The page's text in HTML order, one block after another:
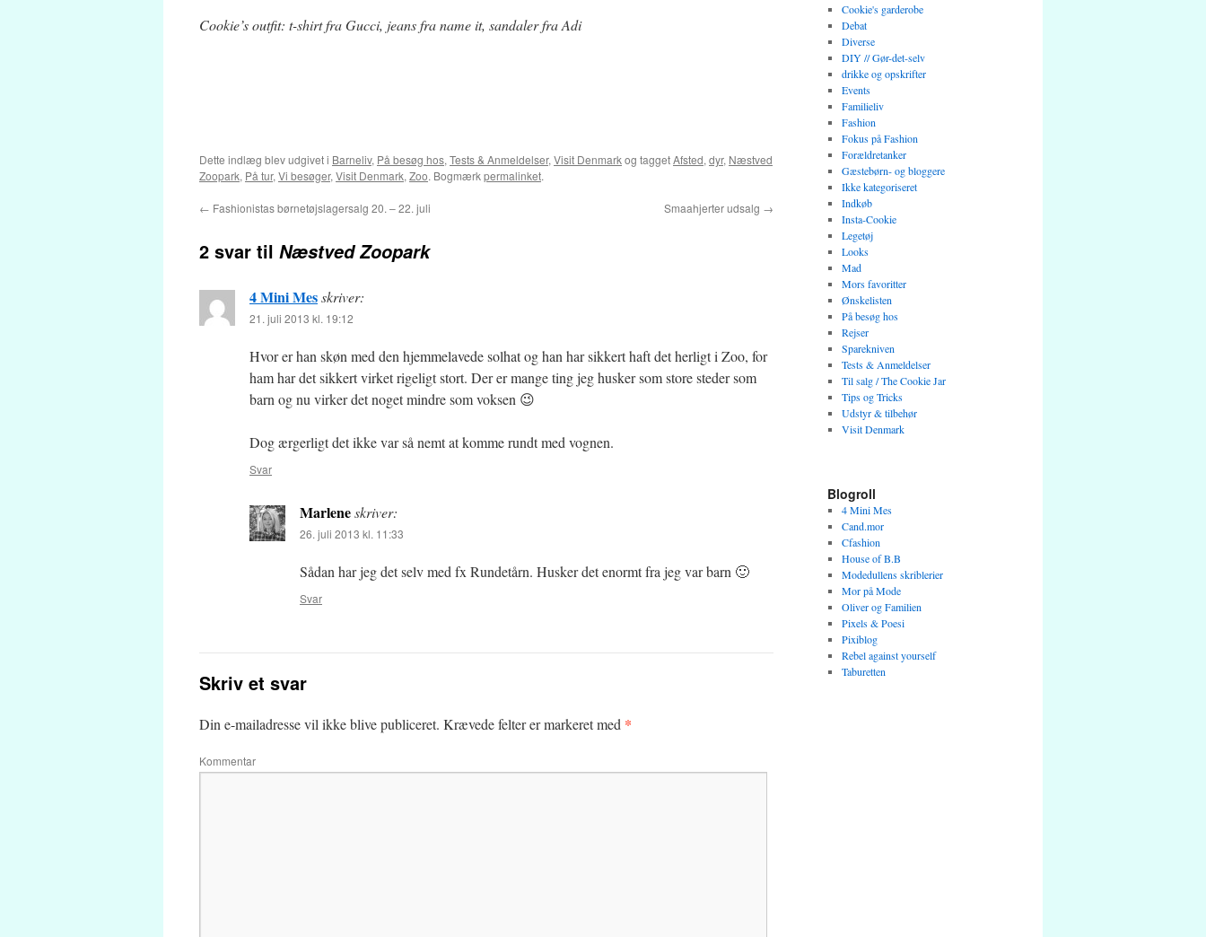
Cookie’s outfit: t-shirt fra Gucci, jeans fra name it, sandaler fra Adi
Dette indlæg blev udgivet i Barneliv, På besøg hos, Tests & Anmeldelser, Visit Denmarkog taggetAfsted, dyr, Næstved
Zoopark, På tur, Vi besøger, Visit Denmark, Zoo. Bogmærkpermalinket.
← Fashionistas børnetøjslagersalg 20. – 22. juli Smaahjerter udsalg →
2 svar til Næstved Zoopark
4 Mini Messkriver:
21. juli 2013 kl. 19:12
Hvor er han skøn med den hjemmelavede solhat og han har sikkert haft det herligt i Zoo, for
ham har det sikkert virket rigeligt stort. Der er mange ting jeg husker som store steder som
barn og nu virker det noget mindre som voksen 😉
Dog ærgerligt det ikke var så nemt at komme rundt med vognen.
Svar
Marleneskriver:
26. juli 2013 kl. 11:33
Sådan har jeg det selv med fx Rundetårn. Husker det enormt fra jeg var barn 🙂
Svar
Skriv et svar
Din e-mailadresse vil ikke blive publiceret. Krævede felter er markeret med *
Kommentar
Cookie's garderobe
Debat
Diverse
DIY // Gør-det-selv
drikke og opskrifter
Events
Familieliv
Fashion
Fokus på Fashion
Forældretanker
Gæstebørn- og bloggere
Ikke kategoriseret
Indkøb
Insta-Cookie
Legetøj
Looks
Mad
Mors favoritter
Ønskelisten
På besøg hos
Rejser
Sparekniven
Tests & Anmeldelser
Til salg / The Cookie Jar
Tips og Tricks
Udstyr & tilbehør
Visit Denmark
Blogroll
4 Mini Mes
Cand.mor
Cfashion
House of B.B
Modedullens skriblerier
Mor på Mode
Oliver og Familien
Pixels & Poesi
Pixiblog
Rebel against yourself
Taburetten